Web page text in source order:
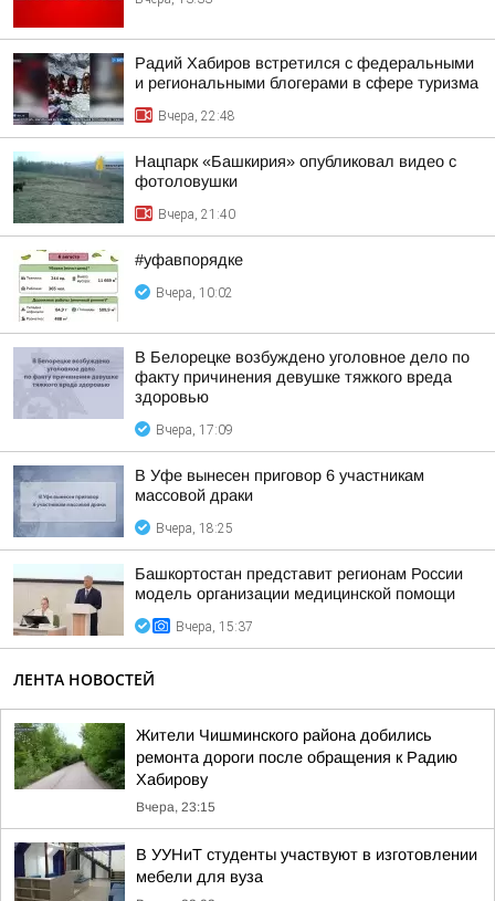
Радий Хабиров встретился с федеральными
и региональными блогерами в сфере туризма
Вчера, 22:48
Нацпарк «Башкирия» опубликовал видео с
фотоловушки
Вчера, 21:40
#уфавпорядке
Вчера, 10:02
В Белорецке возбуждено уголовное дело по
факту причинения девушке тяжкого вреда
здоровью
Вчера, 17:09
В Уфе вынесен приговор 6 участникам
массовой драки
Вчера, 18:25
Башкортостан представит регионам России
модель организации медицинской помощи
Вчера, 15:37
ЛЕНТА НОВОСТЕЙ
Жители Чишминского района добились
ремонта дороги после обращения к Радию
Хабирову
Вчера, 23:15
В УУНиТ студенты участвуют в изготовлении
мебели для вуза